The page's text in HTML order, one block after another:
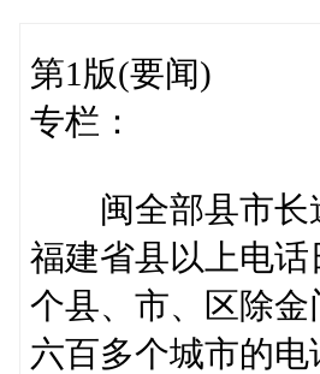
第1版(要闻)
专栏：
闽全部县市长
福建省县以上电
个县、市、区除
六百多个城市的